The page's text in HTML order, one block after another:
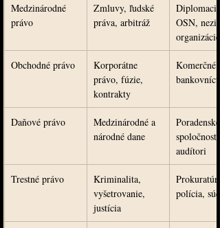
Medzinárodné
právo
Zmluvy, ľudské
práva, arbitráž
Diplomacia,
OSN,
organizácie
Obchodné právo
Korporátne
právo, fúzie,
kontrakty
Komerčné
Daňové právo
Medzinárodné a
národné dane
Poradenské
spoločnosti,
audítori
Trestné právo
Kriminalita,
vyšetrovanie,
justícia
polícia, súdy